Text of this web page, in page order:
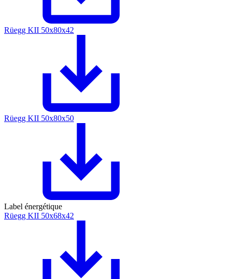
Rüegg KII 50x80x42
Rüegg KII 50x80x50
Label énergétique
Rüegg KII 50x68x42